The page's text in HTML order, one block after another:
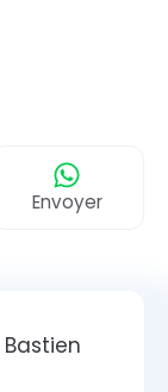
Envoyer
Bastien